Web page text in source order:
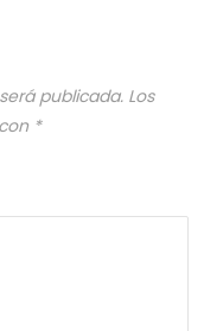
publicada. Los
*